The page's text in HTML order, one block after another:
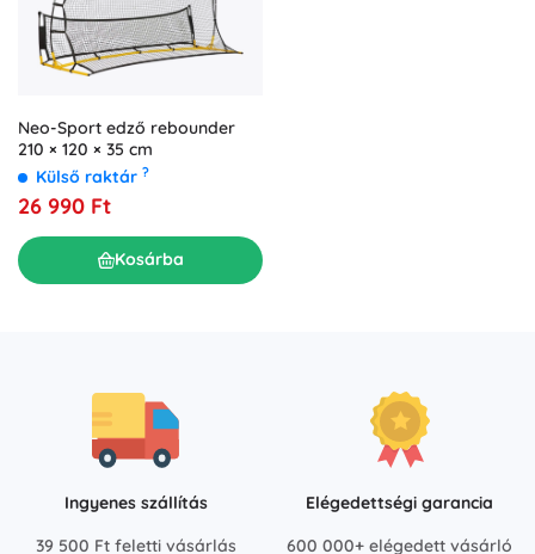
Neo-Sport edző rebounder
210 × 120 × 35 cm
Külső raktár ?
26 990 Ft
Kosárba
Ingyenes szállítás
39 500 Ft feletti vásárlás
Elégedettségi garancia
600 000+ elégedett vásárló